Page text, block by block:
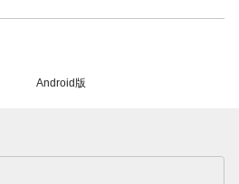
Android版